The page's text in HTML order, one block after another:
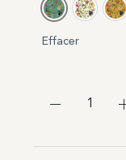
Turquoise
Blanc
Effacer